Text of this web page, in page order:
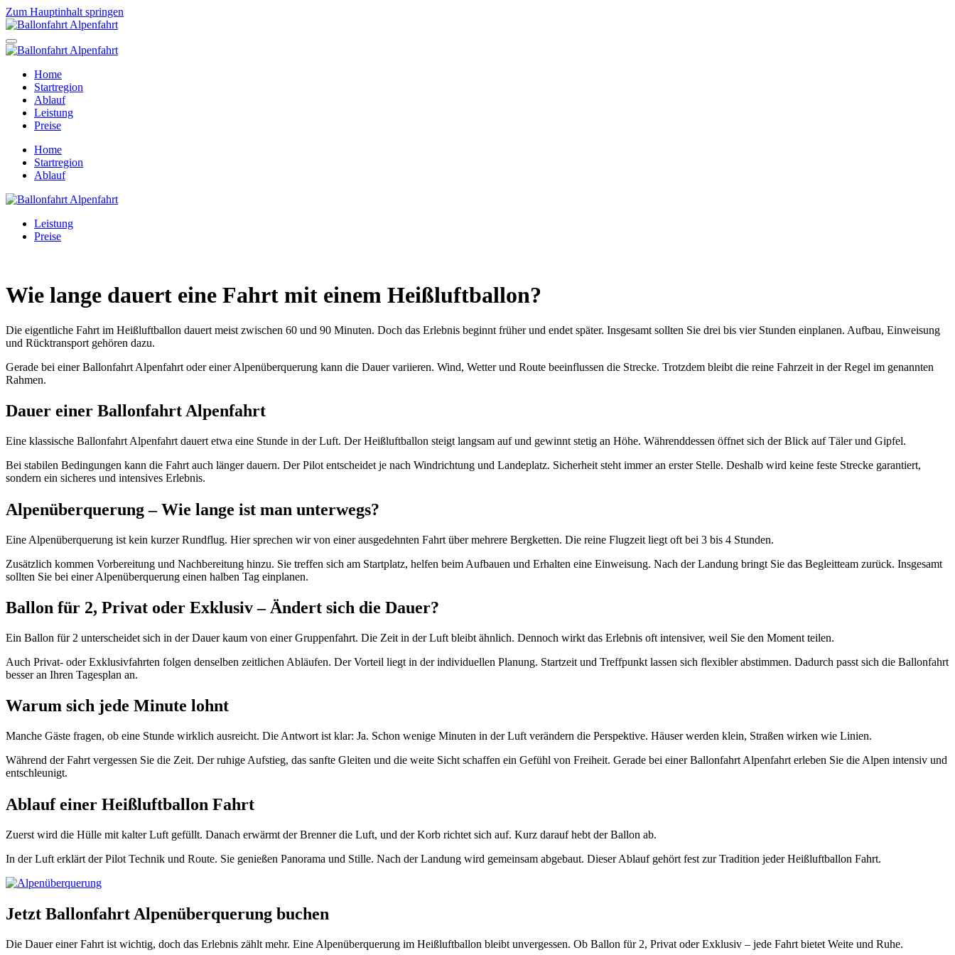
Zum Hauptinhalt springen
Home
Startregion
Ablauf
Leistung
Preise
Home
Startregion
Ablauf
Leistung
Preise
Wie lange dauert eine Fahrt mit einem Heißluftballon?
Die eigentliche Fahrt im Heißluftballon dauert meist zwischen 60 und 90 Minuten. Doch das Erlebnis beginnt früher und endet später. Insgesamt sollten Sie drei bis vier Stunden einplanen. Aufbau, Einweisung
und Rücktransport gehören dazu.
Gerade bei einer Ballonfahrt Alpenfahrt oder einer Alpenüberquerung kann die Dauer variieren. Wind, Wetter und Route beeinflussen die Strecke. Trotzdem bleibt die reine Fahrzeit in der Regel im genannten
Rahmen.
Dauer einer Ballonfahrt Alpenfahrt
Eine klassische Ballonfahrt Alpenfahrt dauert etwa eine Stunde in der Luft. Der Heißluftballon steigt langsam auf und gewinnt stetig an Höhe. Währenddessen öffnet sich der Blick auf Täler und Gipfel.
Bei stabilen Bedingungen kann die Fahrt auch länger dauern. Der Pilot entscheidet je nach Windrichtung und Landeplatz. Sicherheit steht immer an erster Stelle. Deshalb wird keine feste Strecke garantiert,
sondern ein sicheres und intensives Erlebnis.
Alpenüberquerung – Wie lange ist man unterwegs?
Eine Alpenüberquerung ist kein kurzer Rundflug. Hier sprechen wir von einer ausgedehnten Fahrt über mehrere Bergketten. Die reine Flugzeit liegt oft bei 3 bis 4 Stunden.
Zusätzlich kommen Vorbereitung und Nachbereitung hinzu. Sie treffen sich am Startplatz, helfen beim Aufbauen und Erhalten eine Einweisung. Nach der Landung bringt Sie das Begleitteam zurück. Insgesamt
sollten Sie bei einer Alpenüberquerung einen halben Tag einplanen.
Ballon für 2, Privat oder Exklusiv – Ändert sich die Dauer?
Ein Ballon für 2 unterscheidet sich in der Dauer kaum von einer Gruppenfahrt. Die Zeit in der Luft bleibt ähnlich. Dennoch wirkt das Erlebnis oft intensiver, weil Sie den Moment teilen.
Auch Privat- oder Exklusivfahrten folgen denselben zeitlichen Abläufen. Der Vorteil liegt in der individuellen Planung. Startzeit und Treffpunkt lassen sich flexibler abstimmen. Dadurch passt sich die Ballonfahrt
besser an Ihren Tagesplan an.
Warum sich jede Minute lohnt
Manche Gäste fragen, ob eine Stunde wirklich ausreicht. Die Antwort ist klar: Ja. Schon wenige Minuten in der Luft verändern die Perspektive. Häuser werden klein, Straßen wirken wie Linien.
Während der Fahrt vergessen Sie die Zeit. Der ruhige Aufstieg, das sanfte Gleiten und die weite Sicht schaffen ein Gefühl von Freiheit. Gerade bei einer Ballonfahrt Alpenfahrt erleben Sie die Alpen intensiv und
entschleunigt.
Ablauf einer Heißluftballon Fahrt
Zuerst wird die Hülle mit kalter Luft gefüllt. Danach erwärmt der Brenner die Luft, und der Korb richtet sich auf. Kurz darauf hebt der Ballon ab.
In der Luft erklärt der Pilot Technik und Route. Sie genießen Panorama und Stille. Nach der Landung wird gemeinsam abgebaut. Dieser Ablauf gehört fest zur Tradition jeder Heißluftballon Fahrt.
Jetzt Ballonfahrt Alpenüberquerung buchen
Die Dauer einer Fahrt ist wichtig, doch das Erlebnis zählt mehr. Eine Alpenüberquerung im Heißluftballon bleibt unvergessen. Ob Ballon für 2, Privat oder Exklusiv – jede Fahrt bietet Weite und Ruhe.